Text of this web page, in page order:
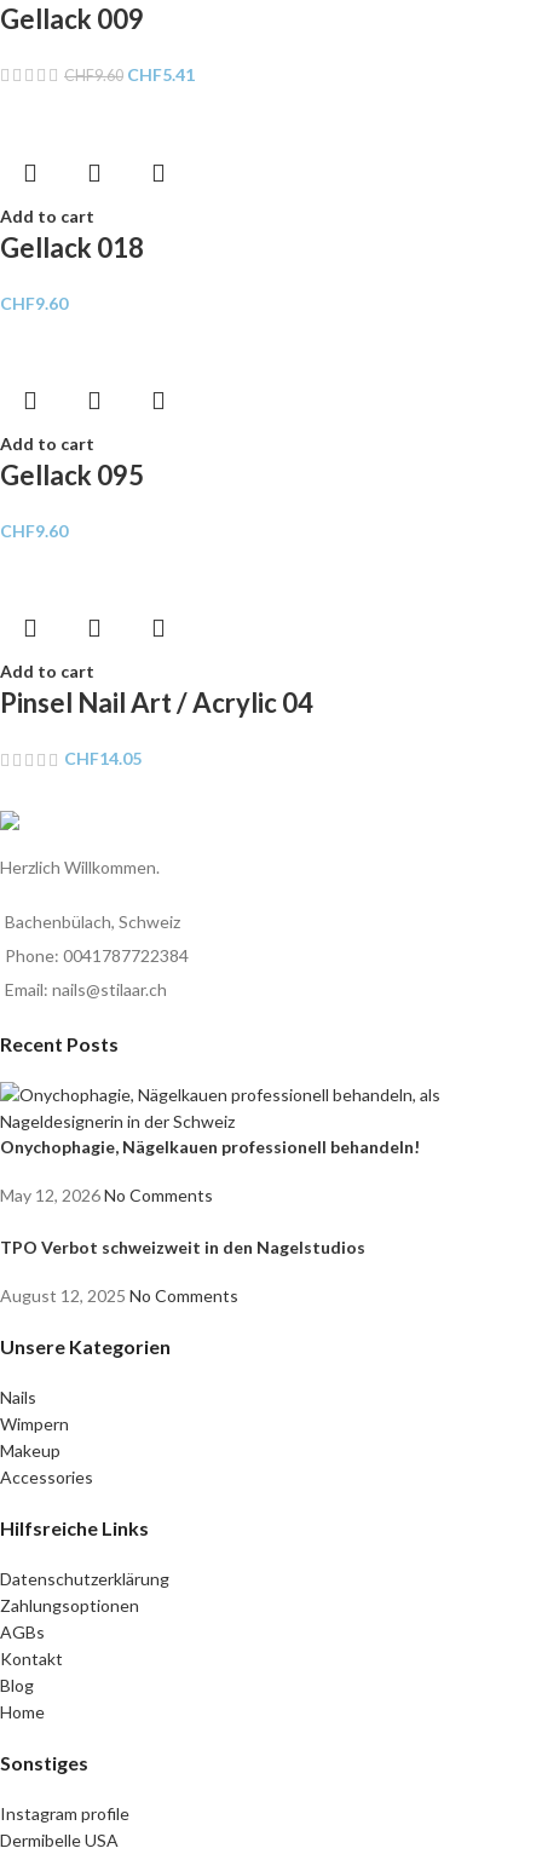
Gellack 009
CHF9.60 CHF5.41
Add to cart
Gellack 018
CHF9.60
Add to cart
Gellack 095
CHF9.60
Add to cart
Pinsel Nail Art / Acrylic 04
CHF14.05
Herzlich Willkommen.
Bachenbülach, Schweiz
Phone: 0041787722384
Email: nails@stilaar.ch
Recent Posts
Onychophagie, Nägelkauen professionell behandeln!
May 12, 2026No Comments
TPO Verbot schweizweit in den Nagelstudios
August 12, 2025 No Comments
Unsere Kategorien
Nails
Wimpern
Makeup
Accessories
Hilfsreiche Links
Datenschutzerklärung
Zahlungsoptionen
AGBs
Kontakt
Blog
Home
Sonstiges
Instagram profile
Dermibelle USA